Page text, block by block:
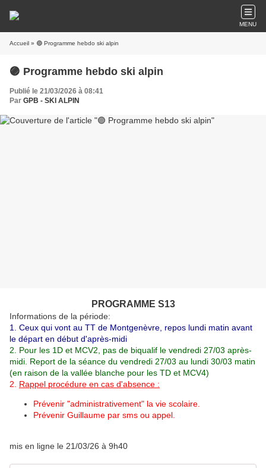
MENU
Accueil » 🟣 Programme hebdo ski alpin
🟣 Programme hebdo ski alpin
Publié le 21/03/2026 à 08:41
Par GPB - SKI ALPIN
PROGRAMME S13
Informations de la période:
1. Ceux qui vont au TT de Montgenèvre, repos lundi matin avant
le départ en début d'après-midi
2. Pour les 1D et MCV2, pas de biqualif le vendredi 27/03 après-
midi. Report de la séance du vendredi 27/03 au lundi 30/03 matin
(en raison de la vallée blanche pour les TD et MCV4)
2. Rappel procédure en cas d'absence :
Prévenir "administrativement" la vie scolaire.
Prévenir Guillaume par sms ou appel.
mis en ligne le 21/03/26 à 9h40